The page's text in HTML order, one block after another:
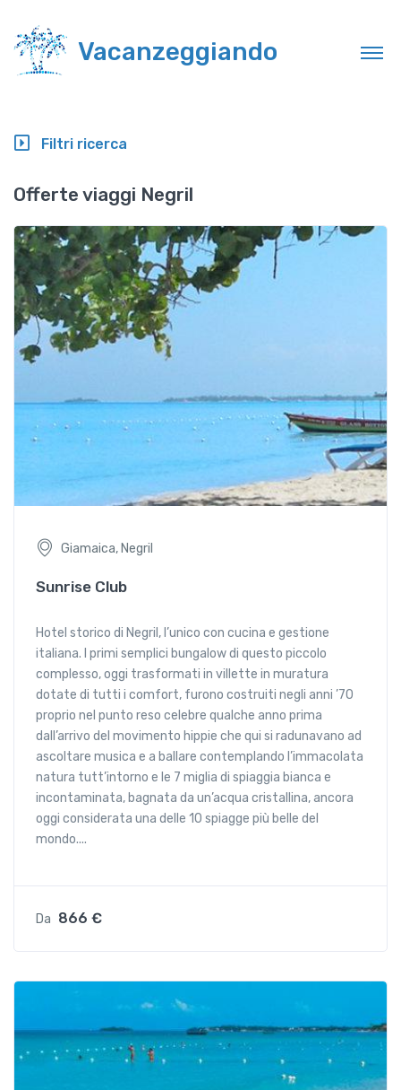
Vacanzeggiando
Filtri ricerca
Offerte viaggi Negril
Giamaica, Negril
Sunrise Club
Hotel storico di Negril, l’unico con cucina e gestione
italiana. I primi semplici bungalow di questo piccolo
complesso, oggi trasformati in villette in muratura
dotate di tutti i comfort, furono costruiti negli anni ’70
proprio nel punto reso celebre qualche anno prima
dall’arrivo del movimento hippie che qui si radunavano ad
ascoltare musica e a ballare contemplando l’immacolata
natura tutt’intorno e le 7 miglia di spiaggia bianca e
incontaminata, bagnata da un’acqua cristallina, ancora
oggi considerata una delle 10 spiagge più belle del
mondo....
Da 866 €